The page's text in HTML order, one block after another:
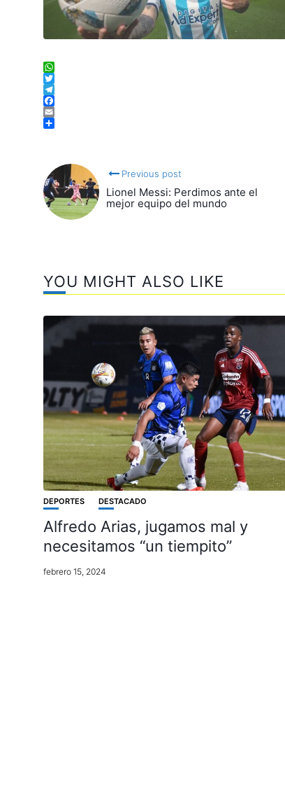
WhatsApp
Twitter
Telegram
Facebook
Email
Previous post
Lionel Messi: Perdimos ante el
mejor equipo del mundo
YOU MIGHT ALSO LIKE
DEPORTES DESTACADO
Alfredo Arias, jugamos mal y
necesitamos “un tiempito”
febrero 15, 2024